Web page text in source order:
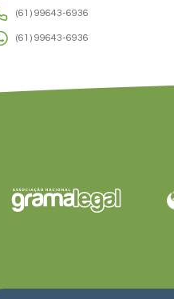
(61) 99643-6936
(61) 99643-6936